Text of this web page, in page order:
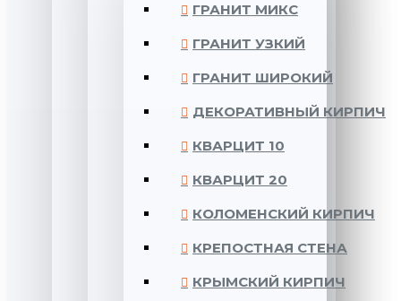
ГРАНИТ МИКС
ГРАНИТ УЗКИЙ
ГРАНИТ ШИРОКИЙ
ДЕКОРАТИВНЫЙ КИРПИЧ
КВАРЦИТ 10
КВАРЦИТ 20
КОЛОМЕНСКИЙ КИРПИЧ
КРЕПОСТНАЯ СТЕНА
КРЫМСКИЙ КИРПИЧ